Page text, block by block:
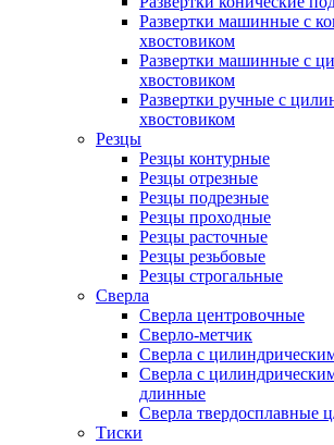
Развертки машинные с
хвостовиком
Развертки машинные с
хвостовиком
Развертки ручные с
хвостовиком
Резцы
Резцы контурные
Резцы отрезные
Резцы подрезные
Резцы проходные
Резцы расточные
Резцы резьбовые
Резцы строгальные
Сверла
Сверла центровочные
Сверло-метчик
Сверла с
Сверла с
длинные
Сверла твердосплавные
Тиски